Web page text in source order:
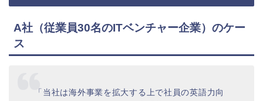
A社（従業員30名のITベンチャー企業）のケー
ス
「当社は海外事業を拡大する上で社員の英語力向